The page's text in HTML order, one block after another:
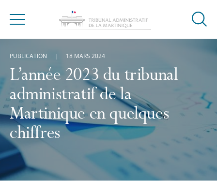
Menu
Ouvrir
L’année 2023 du tribunal
administratif de la
Martinique en quelques
chiffres
PUBLICATION 18 MARS 2024